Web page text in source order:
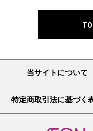
当サイトについて
特定商取引法に基づく